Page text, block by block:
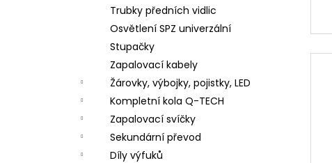
Trubky předních vidlic
Osvětlení SPZ univerzální
Stupačky
Zapalovací kabely
Žárovky, výbojky, pojistky, LED
Kompletní kola Q-TECH
Zapalovací svíčky
Sekundární převod
Díly výfuků